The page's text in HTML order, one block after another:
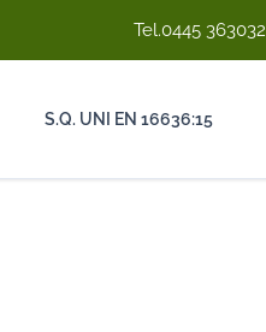
Tel.0445 363032
S.Q. UNI EN 16636:15